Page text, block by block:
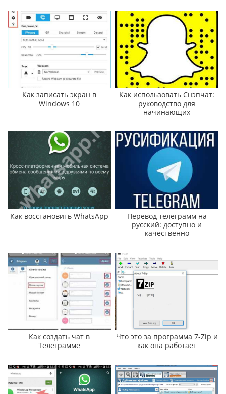
Как записать экран в
Windows 10
Как использовать Снэпчат:
руководство для
начинающих
Как восстановить WhatsApp
Перевод телеграмм на
русский: доступно и
качественно
Как создать чат в
Телеграмме
Что это за программа 7-Zip и
как она работает